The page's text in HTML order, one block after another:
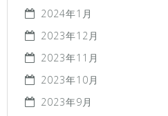
2024年1月
2023年12月
2023年11月
2023年10月
2023年9月